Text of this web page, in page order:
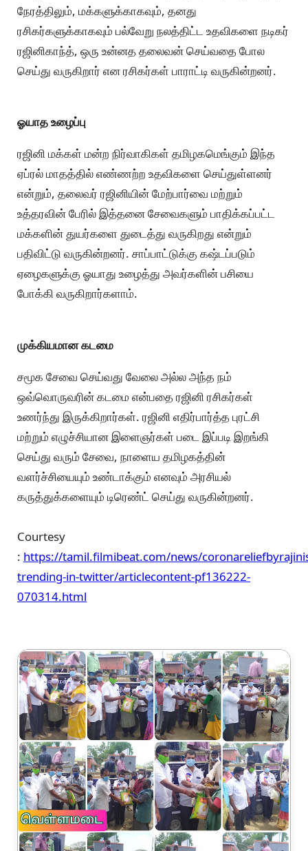
நேரத்திலும், மக்களுக்காகவும், தனது
ரசிகர்களுக்காகவும் பல்வேறு நலத்திட்ட உதவிகளை நடிகர்
ரஜினிகாந்த், ஒரு உன்னத தலைவன் செய்வதை போல
செய்து வருகிறார் என ரசிகர்கள் பாராட்டி வருகின்றனர்.
ஓயாத உழைப்பு
ரஜினி மக்கள் மன்ற நிர்வாகிகள் தமிழகமெங்கும் இந்த
ஏப்ரல் மாதத்தில் எண்ணற்ற உதவிகளை செய்துள்ளனர்
என்றும், தலைவர் ரஜினியின் மேற்பார்வை மற்றும்
உத்தரவின் பேரில் இத்தனை சேவைகளும் பாதிக்கப்பட்ட
மக்களின் துயர்களை துடைத்து வருகிறது என்றும்
பதிவிட்டு வருகின்றனர். சாப்பாட்டுக்கு கஷ்டப்படும்
ஏழைகளுக்கு ஓயாது உழைத்து அவர்களின் பசியை
போக்கி வருகிறார்களாம்.
முக்கியமான கடமை
சமூக சேவை செய்வது வேலை அல்ல அந்த நம்
ஒவ்வொருவரின் கடமை என்பதை ரஜினி ரசிகர்கள்
உணர்ந்து இருக்கிறார்கள். ரஜினி எதிர்பார்த்த புரட்சி
மற்றும் எழுச்சியான இளைஞர்கள் படை இப்படி இறங்கி
செய்து வரும் சேவை, நாளைய தமிழகத்தின்
வளர்ச்சியையும் உண்டாக்கும் எனவும் அரசியல்
கருத்துக்களையும் டிரெண்ட் செய்து வருகின்றனர்.
Courtesy
: https://tamil.filmibeat.com/news/
trending-in-twitter/articlecontent-pf136222-
070314.html